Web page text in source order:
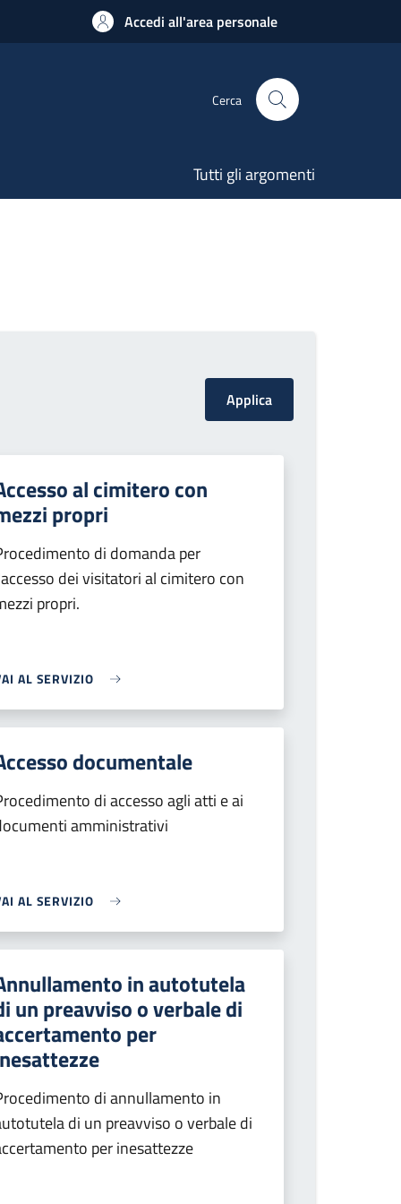
Accedi all'area personale
Cerca
Tutti gli argomenti
al cimitero con
propri
di domanda per
dei visitatori al cimitero con
propri.
AL SERVIZIO
documentale
di accesso agli atti e ai
amministrativi
AL SERVIZIO
in autotutela
un preavviso o verbale di
per
di annullamento in
di un preavviso o verbale di
per inesattezze